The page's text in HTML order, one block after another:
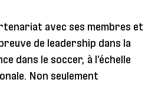
avec ses membres et
de leadership dans la
dans le soccer, à l’échelle
Non seulement